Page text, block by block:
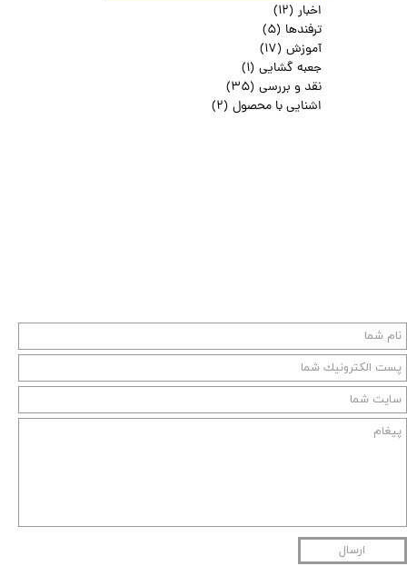
ارسال
اخبار (۱۲)
ترفندها (۵)
آموزش (۱۷)
جعبه گشایی (۱)
نقد و بررسی (۳۵)
اشنایی با محصول (۲)